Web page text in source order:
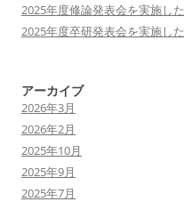
2025年度修論発表会を実施した
2025年度卒研発表会を実施した
アーカイブ
2026年3月
2026年2月
2025年10月
2025年9月
2025年7月